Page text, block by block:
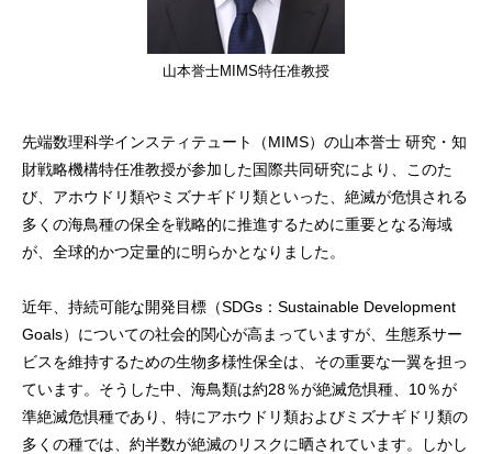
山本誉士MIMS特任准教授
先端数理科学インスティテュート（MIMS）の山本誉士 研究・知
財戦略機構特任准教授が参加した国際共同研究により、このた
び、アホウドリ類やミズナギドリ類といった、絶滅が危惧される
多くの海鳥種の保全を戦略的に推進するために重要となる海域
が、全球的かつ定量的に明らかとなりました。
近年、持続可能な開発目標（SDGs：Sustainable Development
Goals）についての社会的関心が高まっていますが、生態系サー
ビスを維持するための生物多様性保全は、その重要な一翼を担っ
ています。そうした中、海鳥類は約28％が絶滅危惧種、10％が
準絶滅危惧種であり、特にアホウドリ類およびミズナギドリ類の
多くの種では、約半数が絶滅のリスクに晒されています。しかし